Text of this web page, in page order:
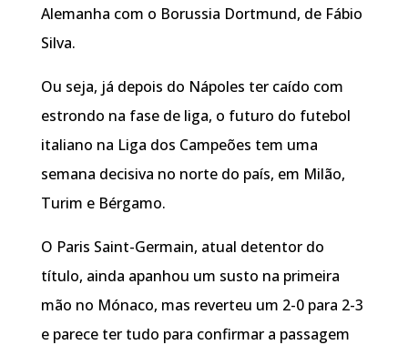
Alemanha com o Borussia Dortmund, de Fábio
Silva.
Ou seja, já depois do Nápoles ter caído com
estrondo na fase de liga, o futuro do futebol
italiano na Liga dos Campeões tem uma
semana decisiva no norte do país, em Milão,
Turim e Bérgamo.
O Paris Saint-Germain, atual detentor do
título, ainda apanhou um susto na primeira
mão no Mónaco, mas reverteu um 2-0 para 2-3
e parece ter tudo para confirmar a passagem